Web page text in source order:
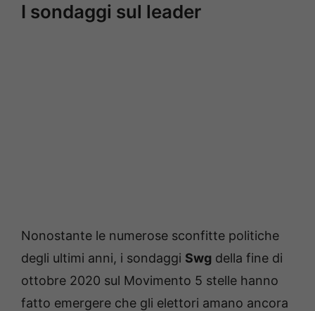
I sondaggi sul leader
Nonostante le numerose sconfitte politiche
degli ultimi anni, i sondaggi Swg della fine di
ottobre 2020 sul Movimento 5 stelle hanno
fatto emergere che gli elettori amano ancora